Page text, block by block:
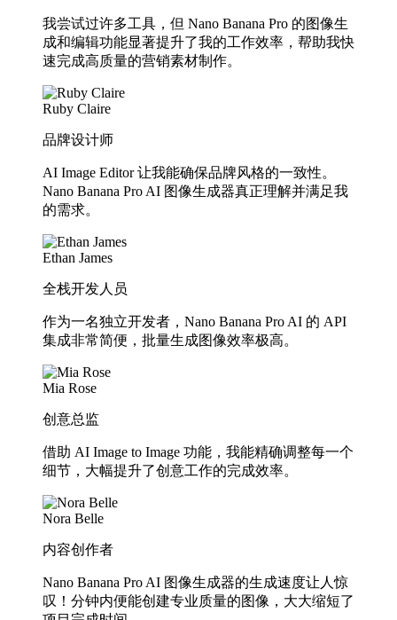
我尝试过许多工具，但 Nano Banana Pro 的图像生
成和编辑功能显著提升了我的工作效率，帮助我快
速完成高质量的营销素材制作。
Ruby Claire
品牌设计师
AI Image Editor 让我能确保品牌风格的一致性。
Nano Banana Pro AI 图像生成器真正理解并满足我
的需求。
Ethan James
全栈开发人员
作为一名独立开发者，Nano Banana Pro AI 的 API
集成非常简便，批量生成图像效率极高。
Mia Rose
创意总监
借助 AI Image to Image 功能，我能精确调整每一个
细节，大幅提升了创意工作的完成效率。
Nora Belle
内容创作者
Nano Banana Pro AI 图像生成器的生成速度让人惊
叹！分钟内便能创建专业质量的图像，大大缩短了